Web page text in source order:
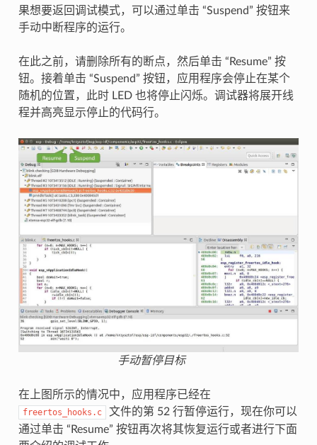
果想要返回调试模式，可以通过单击 “Suspend” 按钮来
手动中断程序的运行。
在此之前，请删除所有的断点，然后单击 “Resume” 按
钮。接着单击 “Suspend” 按钮，应用程序会停止在某个
随机的位置，此时 LED 也将停止闪烁。调试器将展开线
程并高亮显示停止的代码行。
手动暂停目标
在上图所示的情况中，应用程序已经在
freertos_hooks.c
文件的第 52 行暂停运行，现在你可以
通过单击 “Resume” 按钮再次将其恢复运行或者进行下面